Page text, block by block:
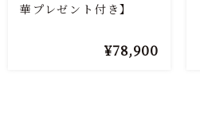
華プレゼント付き】
¥78,900